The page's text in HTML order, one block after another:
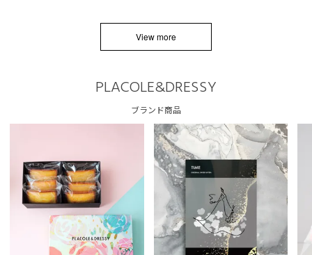
View more
PLACOLE&DRESSY
ブランド商品